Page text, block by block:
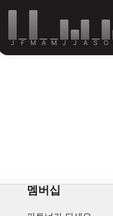
J F M A M J J A S O
멤버십